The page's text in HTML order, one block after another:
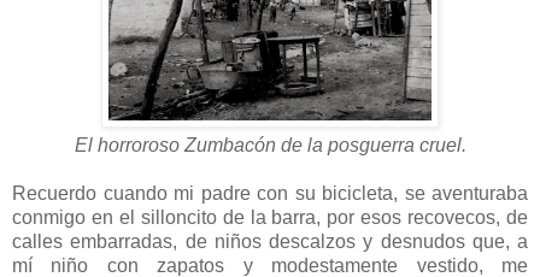
El horroroso Zumbacón de la posguerra cruel.
Recuerdo cuando mi padre con su bicicleta, se aventuraba
conmigo en el silloncito de la barra, por esos recovecos, de
calles embarradas, de niños descalzos y desnudos que, a
mí niño con zapatos y modestamente vestido, me